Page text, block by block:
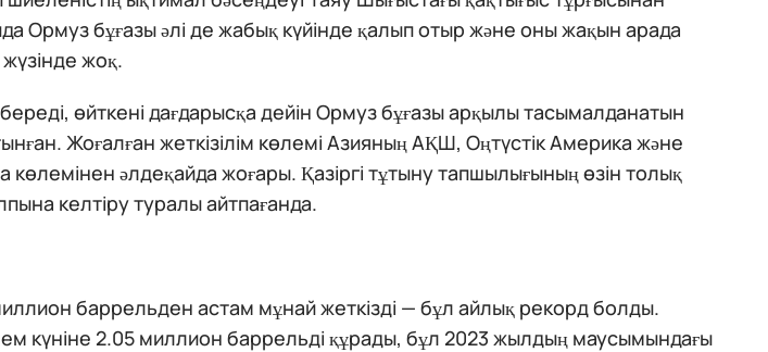
Ормуз бұғазы әлі де жабық күйінде қалып отыр және оны жақын арада
жоқ.
өйткені дағдарысқа дейін Ормуз бұғазы арқылы тасымалданатын
Жоғалған жеткізілім көлемі Азияның АҚШ, Оңтүстік Америка және
әлдеқайда жоғары. Қазіргі тұтыну тапшылығының өзін толық
келтіру туралы айтпағанда.
баррельден астам мұнай жеткізді — бұл айлық рекорд болды.
күніне 2.05 миллион баррельді құрады, бұл 2023 жылдың маусымындағы